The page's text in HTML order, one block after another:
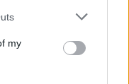
my
δεν είμαστε
ούτε με μία